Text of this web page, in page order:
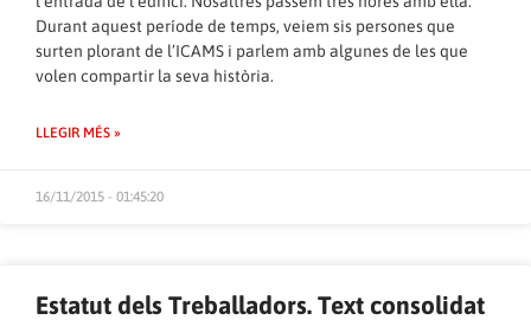
Durant aquest període de temps, veiem sis persones que
surten plorant de l’ICAMS i parlem amb algunes de les que
volen compartir la seva història.
LLEGIR MÉS »
16/11/2015 - 01:45:20
Estatut dels Treballadors. Text consolidat